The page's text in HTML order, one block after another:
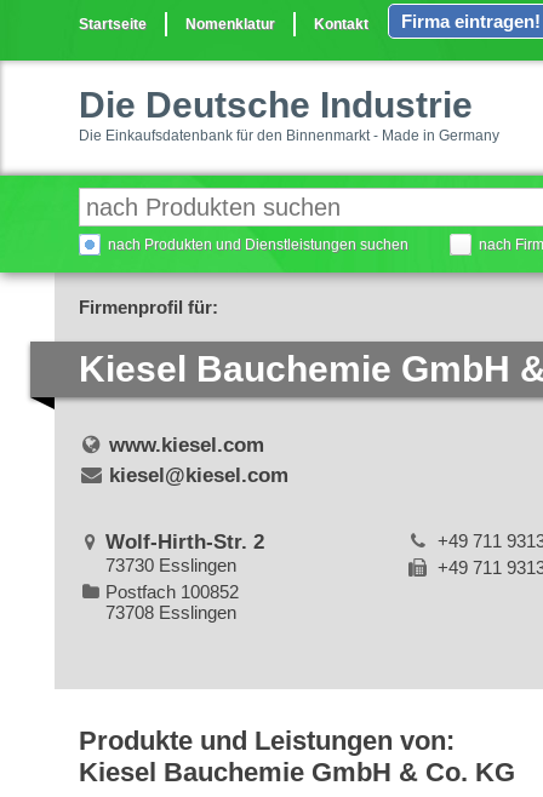
Startseite Nomenklatur Kontakt Firma eintragen!
Die Deutsche Industrie
Die Einkaufsdatenbank für den Binnenmarkt - Made in Germany
nach Produkten und Dienstleistungen suchen nach
Firmenprofil für:
Kiesel Bauchemie GmbH
www.kiesel.com
kiesel@kiesel.com
Wolf-Hirth-Str. 2
73730 Esslingen
Postfach 100852
73708 Esslingen
+49 711
+49 711
Produkte und Leistungen von:
Kiesel Bauchemie GmbH & Co. KG